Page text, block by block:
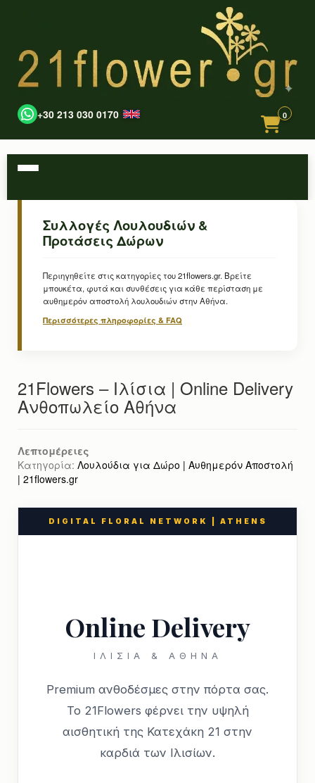
+30 213 030 0170 0
Συλλογές Λουλουδιών &
Προτάσεις Δώρων
Περιηγηθείτε στις κατηγορίες του 21flowers.gr. Βρείτε
μπουκέτα, φυτά και συνθέσεις για κάθε περίσταση με
αυθημερόν αποστολή λουλουδιών στην Αθήνα.
Περισσότερες πληροφορίες & FAQ
21Flowers – Ιλίσια | Online Delivery
Ανθοπωλείο Αθήνα
Λεπτομέρειες
Κατηγορία: Λουλούδια για Δώρο | Αυθημερόν Αποστολή
| 21flowers.gr
DIGITAL FLORAL NETWORK | ATHENS
Online Delivery
ΙΛΊΣΙΑ & ΑΘΉΝΑ
Premium ανθοδέσμες στην πόρτα σας.
Το 21Flowers φέρνει την υψηλή
αισθητική της Κατεχάκη 21 στην
καρδιά των Ιλισίων.